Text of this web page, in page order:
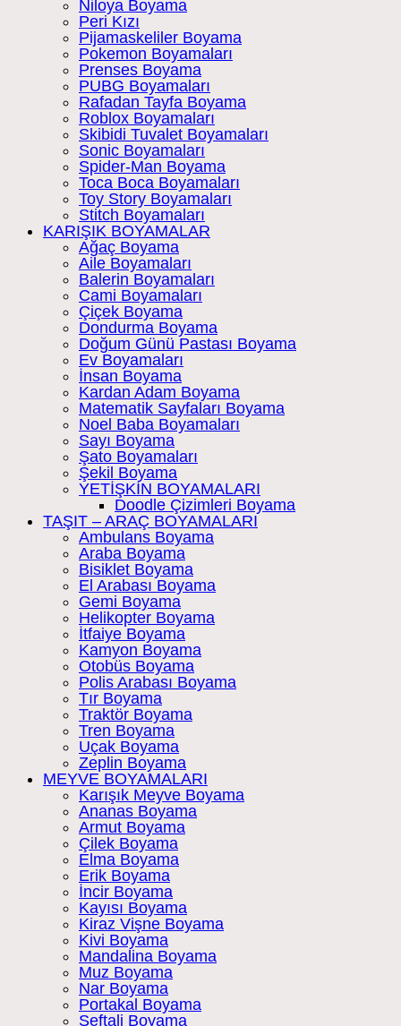
Niloya Boyama
Peri Kızı
Pijamaskeliler Boyama
Pokemon Boyamaları
Prenses Boyama
PUBG Boyamaları
Rafadan Tayfa Boyama
Roblox Boyamaları
Skibidi Tuvalet Boyamaları
Sonic Boyamaları
Spider-Man Boyama
Toca Boca Boyamaları
Toy Story Boyamaları
Stitch Boyamaları
KARIŞIK BOYAMALAR
Ağaç Boyama
Aile Boyamaları
Balerin Boyamaları
Cami Boyamaları
Çiçek Boyama
Dondurma Boyama
Doğum Günü Pastası Boyama
Ev Boyamaları
İnsan Boyama
Kardan Adam Boyama
Matematik Sayfaları Boyama
Noel Baba Boyamaları
Sayı Boyama
Şato Boyamaları
Şekil Boyama
YETİŞKİN BOYAMALARI
Doodle Çizimleri Boyama
TAŞIT – ARAÇ BOYAMALARI
Ambulans Boyama
Araba Boyama
Bisiklet Boyama
El Arabası Boyama
Gemi Boyama
Helikopter Boyama
İtfaiye Boyama
Kamyon Boyama
Otobüs Boyama
Polis Arabası Boyama
Tır Boyama
Traktör Boyama
Tren Boyama
Uçak Boyama
Zeplin Boyama
MEYVE BOYAMALARI
Karışık Meyve Boyama
Ananas Boyama
Armut Boyama
Çilek Boyama
Elma Boyama
Erik Boyama
İncir Boyama
Kayısı Boyama
Kiraz Vişne Boyama
Kivi Boyama
Mandalina Boyama
Muz Boyama
Nar Boyama
Portakal Boyama
Şeftali Boyama